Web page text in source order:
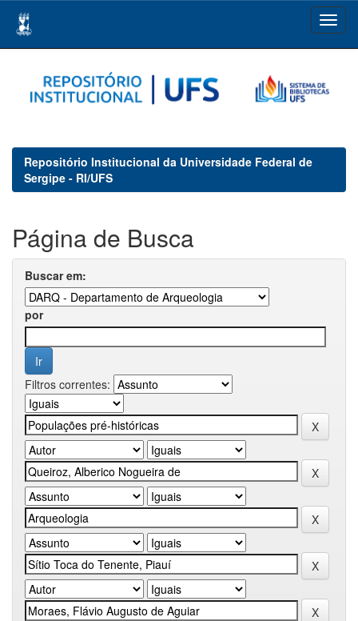
navigation
Repositório Institucional da Universidade Federal de
Sergipe - RI/UFS
Página de Busca
Buscar em:
por
Filtros correntes: